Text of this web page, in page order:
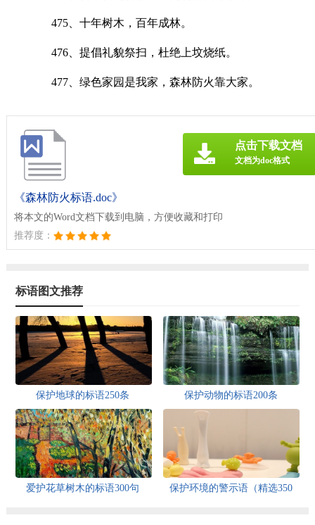
475、十年树木，百年成林。
476、提倡礼貌祭扫，杜绝上坟烧纸。
477、绿色家园是我家，森林防火靠大家。
《森林防火标语.doc》
将本文的Word文档下载到电脑，方便收藏和打印
推荐度：
点击下载文档
文档为doc格式
标语图文推荐
保护地球的标语250条 保护动物的标语200条
爱护花草树木的标语300句
保护环境的警示语（精选350